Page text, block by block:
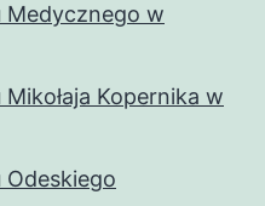
w
Kopernika w